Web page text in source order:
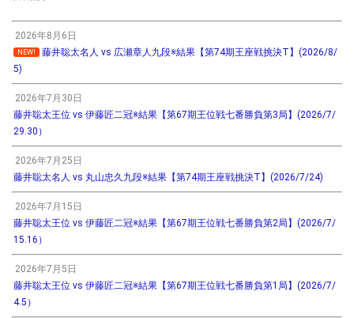
2026年8月6日
NEW!
藤井聡太名人 vs 広瀬章人九段※結果【第74期王座戦挑決T】(2026/8/
5)
2026年7月30日
藤井聡太王位 vs 伊藤匠二冠※結果【第67期王位戦七番勝負第3局】(2026/7/
29.30）
2026年7月25日
藤井聡太名人 vs 丸山忠久九段※結果【第74期王座戦挑決T】(2026/7/24)
2026年7月15日
藤井聡太王位 vs 伊藤匠二冠※結果【第67期王位戦七番勝負第2局】(2026/7/
15.16）
2026年7月5日
藤井聡太王位 vs 伊藤匠二冠※結果【第67期王位戦七番勝負第1局】(2026/7/
4.5）